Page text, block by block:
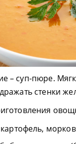
– суп-пюре.
стенки